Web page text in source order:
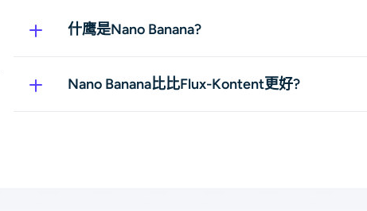
什鹰是Nano Banana?
Nano Banana比比Flux-Kontent更好?